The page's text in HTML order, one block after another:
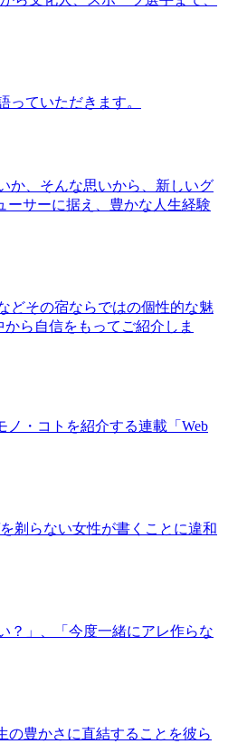
ていただきます。
か、そんな思いから、新しいグ
ーサーに据え、豊かな人生経験
どその宿ならではの個性的な魅
ら自信をもってご紹介しま
・コトを紹介する連載「Web
剃らない女性が書くことに違和
？」、「今度一緒にアレ作らな
の豊かさに直結することを彼ら